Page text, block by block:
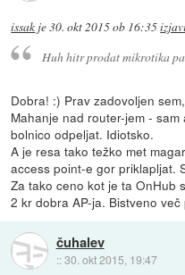
issak je30. okt 2015 ob 16:35
Huh hitr prodat mikrotika
Dobra! :) Prav zadovoljen
Mahanje nad router-jem -
bolnico odpeljat. Idiotsko.
A je resa tako težko met
access point-e gor priklapljat.
Za tako ceno kot je ta OnHub
2 kr dobra AP-ja. Bistveno več
čuhalev
::30. okt 2015, 19:47